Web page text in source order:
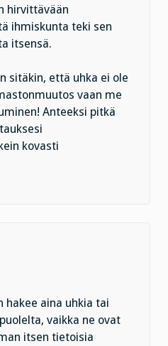
hirvittävään
ihmiskunta teki sen
itsensä.
sitäkin, että uhka ei ole
vaan me
Anteeksi pitkä
kovasti
hakee aina uhkia tai
vaikka ne ovat
itsen tietoisia